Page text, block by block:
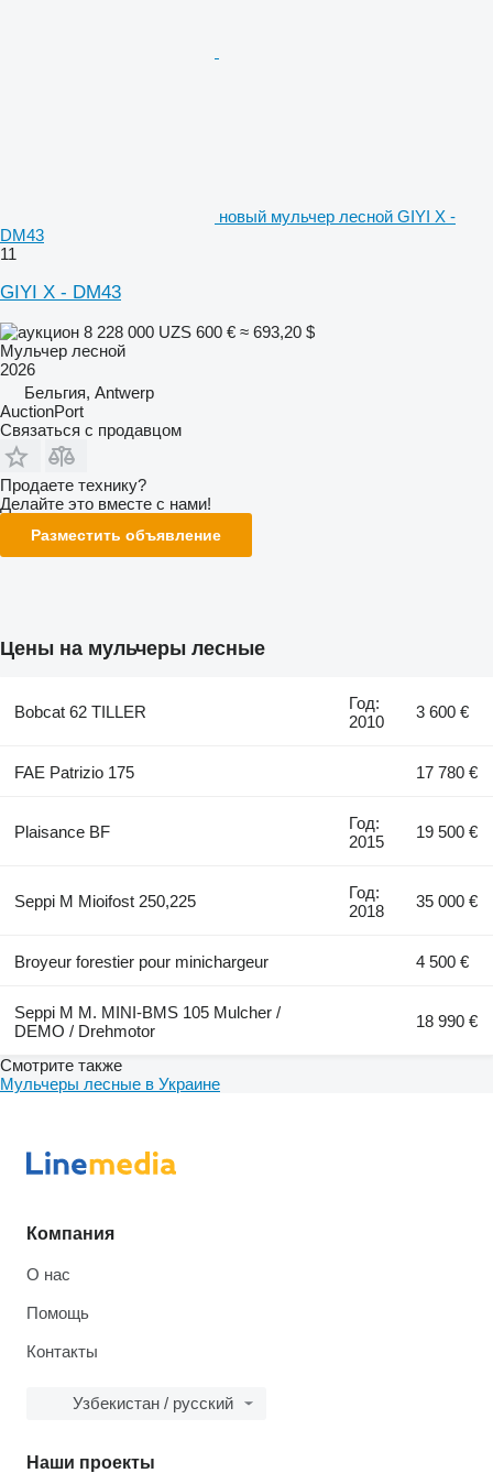
новый мульчер лесной GIYI X -
DM43
11
GIYI X - DM43
8 228 000 UZS 600 € ≈ 693,20 $
Мульчер лесной
2026
Бельгия, Antwerp
AuctionPort
Связаться с продавцом
Продаете технику?
Делайте это вместе с нами!
Разместить объявление
Цены на мульчеры лесные
Bobcat 62 TILLER
Год:
2010
3 600 €
FAE Patrizio 175 17 780 €
Plaisance BF
Год:
2015
19 500 €
Seppi M Mioifost 250,225
Год:
2018
35 000 €
Broyeur forestier pour minichargeur 4 500 €
Seppi M M. MINI-BMS 105 Mulcher /
DEMO / Drehmotor
18 990 €
Смотрите также
Мульчеры лесные в Украине
Компания
О нас
Помощь
Контакты
Узбекистан / русский
Наши проекты